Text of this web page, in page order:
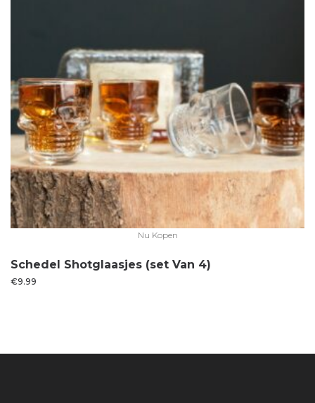
Nu Kopen
Schedel Shotglaasjes (set Van 4)
€9.99